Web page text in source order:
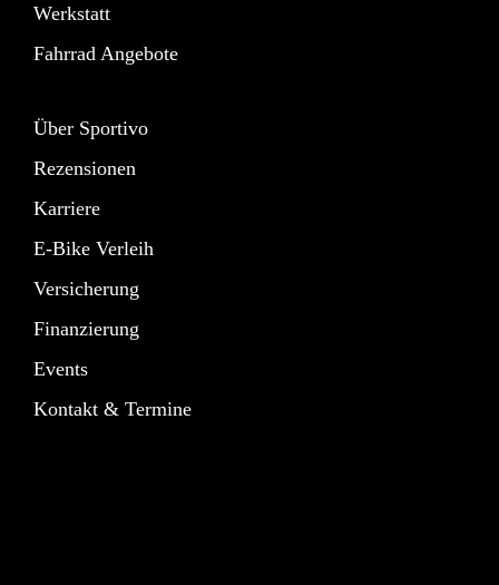
Werkstatt
Fahrrad Angebote
Über Sportivo
Rezensionen
Karriere
E-Bike Verleih
Versicherung
Finanzierung
Events
Kontakt & Termine